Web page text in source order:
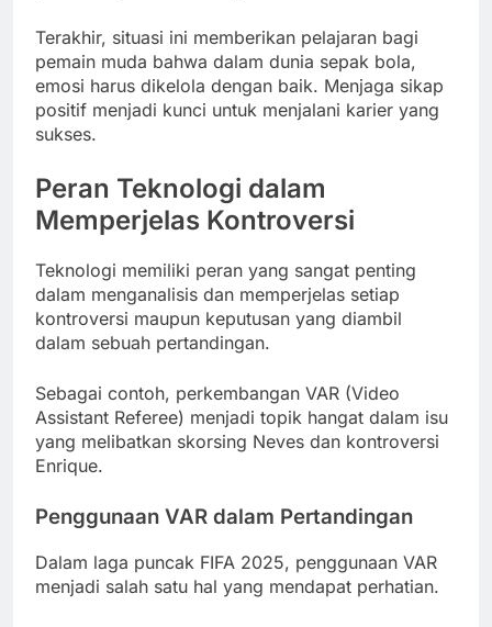
Terakhir, situasi ini memberikan pelajaran bagi
pemain muda bahwa dalam dunia sepak bola,
emosi harus dikelola dengan baik. Menjaga sikap
positif menjadi kunci untuk menjalani karier yang
sukses.
Peran Teknologi dalam
Memperjelas Kontroversi
Teknologi memiliki peran yang sangat penting
dalam menganalisis dan memperjelas setiap
kontroversi maupun keputusan yang diambil
dalam sebuah pertandingan.
Sebagai contoh, perkembangan VAR (Video
Assistant Referee) menjadi topik hangat dalam isu
yang melibatkan skorsing Neves dan kontroversi
Enrique.
Penggunaan VAR dalam Pertandingan
Dalam laga puncak FIFA 2025, penggunaan VAR
menjadi salah satu hal yang mendapat perhatian.